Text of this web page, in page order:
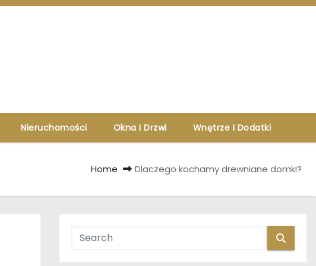
Nieruchomości Okna I Drzwi Wnętrze I Dodatki
Home Dlaczego kochamy drewniane domki?